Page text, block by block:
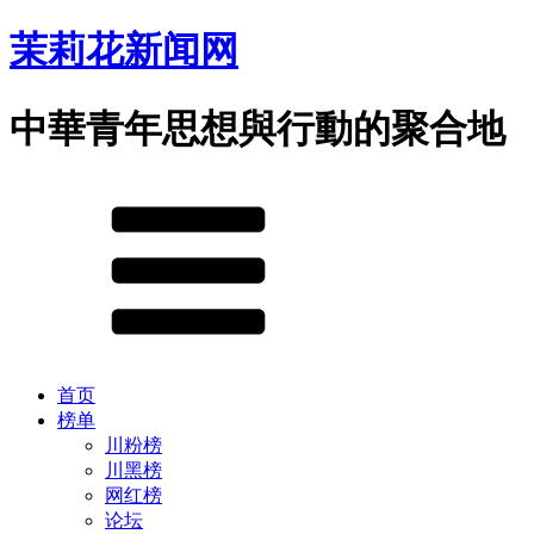
茉莉花新闻网
中華青年思想與行動的聚合地
首页
榜单
川粉榜
川黑榜
网红榜
论坛